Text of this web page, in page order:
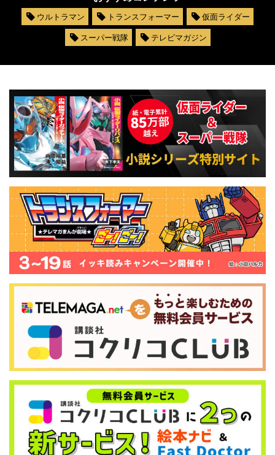
ウルトラマン トランスフォーマー
仮面ライダー
スーパー戦隊
テレビマガジン